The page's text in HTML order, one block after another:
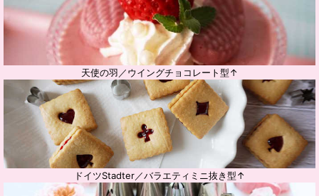
天使の羽／ウイングチョコレート型↑
ドイツStadter／バラエティミニ抜き型↑